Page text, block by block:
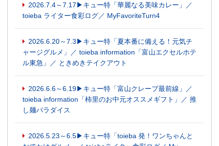
2026.7.4～7.17▶キュー特「華麗なる美味カレー」／
toieba ライター食彩ログ／ MyFavoriteTurn4
2026.6.20～7.3▶キュー特「夏本番に備える！元気チ
ャージグルメ」／ toieba information「富山エクセルホテ
ル東急」／ ときめきテイクアウト
2026.6.6～6.19▶キュー特「富山クレープ最前線」／
toieba information「柿里のお中元オススメギフト」／ 推
し麺パラダイス
2026.5.23～6.5▶キュー特「toieba 発！ワンちゃんと